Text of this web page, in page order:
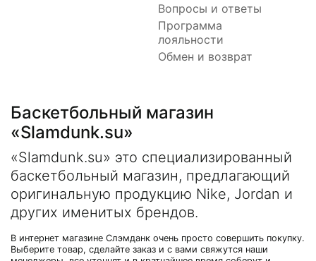
Вопросы и ответы
Программа
лояльности
Обмен и возврат
Баскетбольный магазин
«Slamdunk.su»
«Slamdunk.su» это специализированный
баскетбольный магазин, предлагающий
оригинальную продукцию Nike, Jordan и
других именитых брендов.
В интернет магазине Слэмданк очень просто совершить покупку.
Выберите товар, сделайте заказ и с вами свяжутся наши